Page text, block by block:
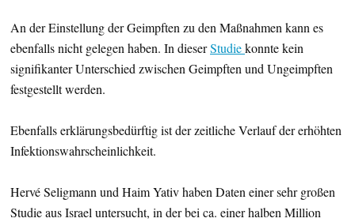
An der Einstellung der Geimpften zu den Maßnahmen kann es
ebenfalls nicht gelegen haben. In dieserStudiekonnte kein
signifikanter Unterschied zwischen Geimpften und Ungeimpften
festgestellt werden.
Ebenfalls erklärungsbedürftig ist der zeitliche Verlauf der erhöhten
Infektionswahrscheinlichkeit.
Hervé Seligmann und Haim Yativ haben Daten einer sehr großen
Studie aus Israel untersucht, in der bei ca. einer halben Million